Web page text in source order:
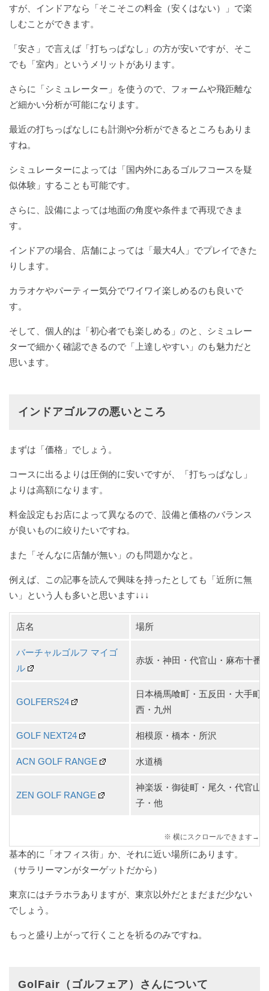
すが、インドアなら「そこそこの料金（安くはない）」で楽
しむことができます。
「安さ」で言えば「打ちっぱなし」の方が安いですが、そこ
でも「室内」というメリットがあります。
さらに「シミュレーター」を使うので、フォームや飛距離な
ど細かい分析が可能になります。
最近の打ちっぱなしにも計測や分析ができるところもありま
すね。
シミュレーターによっては「国内外にあるゴルフコースを疑
似体験」することも可能です。
さらに、設備によっては地面の角度や条件まで再現できま
す。
インドアの場合、店舗によっては「最大4人」でプレイできた
りします。
カラオケやパーティー気分でワイワイ楽しめるのも良いで
す。
そして、個人的は「初心者でも楽しめる」のと、シミュレー
ターで細かく確認できるので「上達しやすい」のも魅力だと
思います。
インドアゴルフの悪いところ
まずは「価格」でしょう。
コースに出るよりは圧倒的に安いですが、「打ちっぱなし」
よりは高額になります。
料金設定もお店によって異なるので、設備と価格のバランス
が良いものに絞りたいですね。
また「そんなに店舗が無い」のも問題かなと。
例えば、この記事を読んで興味を持ったとしても「近所に無
い」という人も多いと思います↓↓↓
店名 場所
バーチャルゴルフ マイゴ
ル
赤坂・神田・代官山・麻布十番
GOLFERS24
日本橋馬喰町・五反田・大手町
西・九州
GOLF NEXT24 相模原・橋本・所沢
ACN GOLF RANGE 水道橋
ZEN GOLF RANGE
神楽坂・御徒町・尾久・代官山
子・他
基本的に「オフィス街」か、それに近い場所にあります。
（サラリーマンがターゲットだから）
東京にはチラホラありますが、東京以外だとまだまだ少ない
でしょう。
もっと盛り上がって行くことを祈るのみですね。
GolFair（ゴルフェア）さんについて